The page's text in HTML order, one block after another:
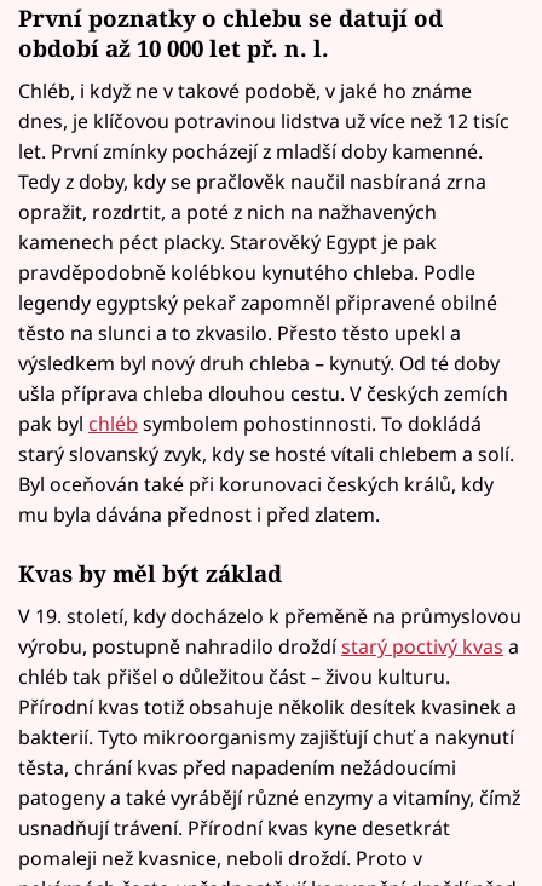
První poznatky o chlebu se datují od
období až 10 000 let př. n. l.
Chléb, i když ne v takové podobě, v jaké ho známe
dnes, je klíčovou potravinou lidstva už více než 12 tisíc
let. První zmínky pocházejí z mladší doby kamenné.
Tedy z doby, kdy se pračlověk naučil nasbíraná zrna
opražit, rozdrtit, a poté z nich na nažhavených
kamenech péct placky. Starověký Egypt je pak
pravděpodobně kolébkou kynutého chleba. Podle
legendy egyptský pekař zapomněl připravené obilné
těsto na slunci a to zkvasilo. Přesto těsto upekl a
výsledkem byl nový druh chleba – kynutý. Od té doby
ušla příprava chleba dlouhou cestu. V českých zemích
pak byl chléb symbolem pohostinnosti. To dokládá
starý slovanský zvyk, kdy se hosté vítali chlebem a solí.
Byl oceňován také při korunovaci českých králů, kdy
mu byla dávána přednost i před zlatem.
Kvas by měl být základ
V 19. století, kdy docházelo k přeměně na průmyslovou
výrobu, postupně nahradilo droždístarý poctivý kvas a
chléb tak přišel o důležitou část – živou kulturu.
Přírodní kvas totiž obsahuje několik desítek kvasinek a
bakterií. Tyto mikroorganismy zajišťují chuť a nakynutí
těsta, chrání kvas před napadením nežádoucími
patogeny a také vyrábějí různé enzymy a vitamíny, čímž
usnadňují trávení. Přírodní kvas kyne desetkrát
pomaleji než kvasnice, neboli droždí. Proto v